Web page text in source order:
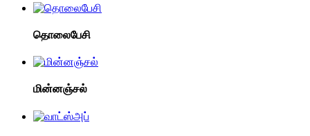
தொலைபேசி
மின்னஞ்சல்